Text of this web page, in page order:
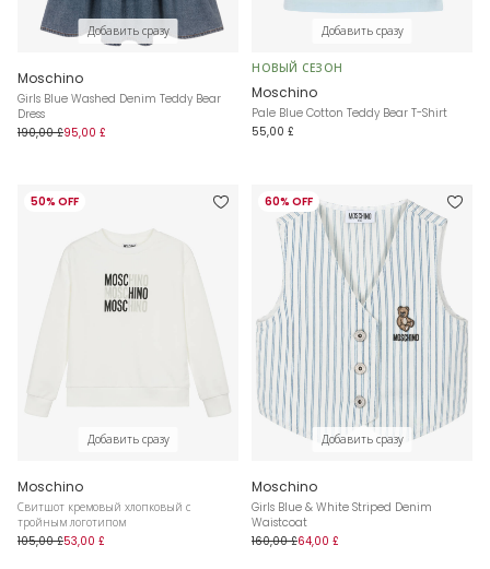
Добавить сразу
Moschino
Girls Blue Washed Denim Teddy Bear
Dress
190,00 £95,00 £
Добавить сразу
НОВЫЙ СЕЗОН
Moschino
Pale Blue Cotton Teddy Bear T-Shirt
55,00 £
50% OFF
Добавить сразу
Moschino
Свитшот кремовый хлопковый с
тройным логотипом
105,00 £53,00 £
60% OFF
Добавить сразу
Moschino
Girls Blue & White Striped Denim
Waistcoat
160,00 £64,00 £